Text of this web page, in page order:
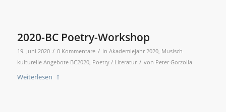
2020-BC Poetry-Workshop
19. Juni 2020 / 0 Kommentare / in Akademiejahr 2020, Musisch-
kulturelle Angebote BC2020, Poetry / Literatur / von Peter Gorzolla
Weiterlesen